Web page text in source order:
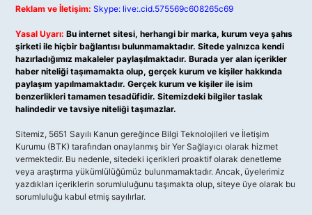
Reklam ve İletişim: Skype: live:.cid.575569c608265c69
Yasal Uyarı: Bu internet sitesi, herhangi bir marka, kurum veya şahıs
şirketi ile hiçbir bağlantısı bulunmamaktadır. Sitede yalnızca kendi
hazırladığımız makaleler paylaşılmaktadır. Burada yer alan içerikler
haber niteliği taşımamakta olup, gerçek kurum ve kişiler hakkında
paylaşım yapılmamaktadır. Gerçek kurum ve kişiler ile isim
benzerlikleri tamamen tesadüfidir. Sitemizdeki bilgiler taslak
halindedir ve tavsiye niteliği taşımazlar.
Sitemiz, 5651 Sayılı Kanun gereğince Bilgi Teknolojileri ve İletişim
Kurumu (BTK) tarafından onaylanmış bir Yer Sağlayıcı olarak hizmet
vermektedir. Bu nedenle, sitedeki içerikleri proaktif olarak denetleme
veya araştırma yükümlülüğümüz bulunmamaktadır. Ancak, üyelerimiz
yazdıkları içeriklerin sorumluluğunu taşımakta olup, siteye üye olarak bu
sorumluluğu kabul etmiş sayılırlar.